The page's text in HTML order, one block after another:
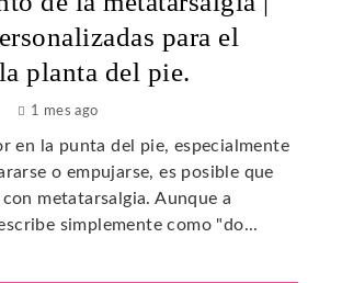
para el
planta del pie.
1 mes ago
en la punta del pie, especialmente
o empujarse, es posible que
metatarsalgia. Aunque a
simplemente como "do...